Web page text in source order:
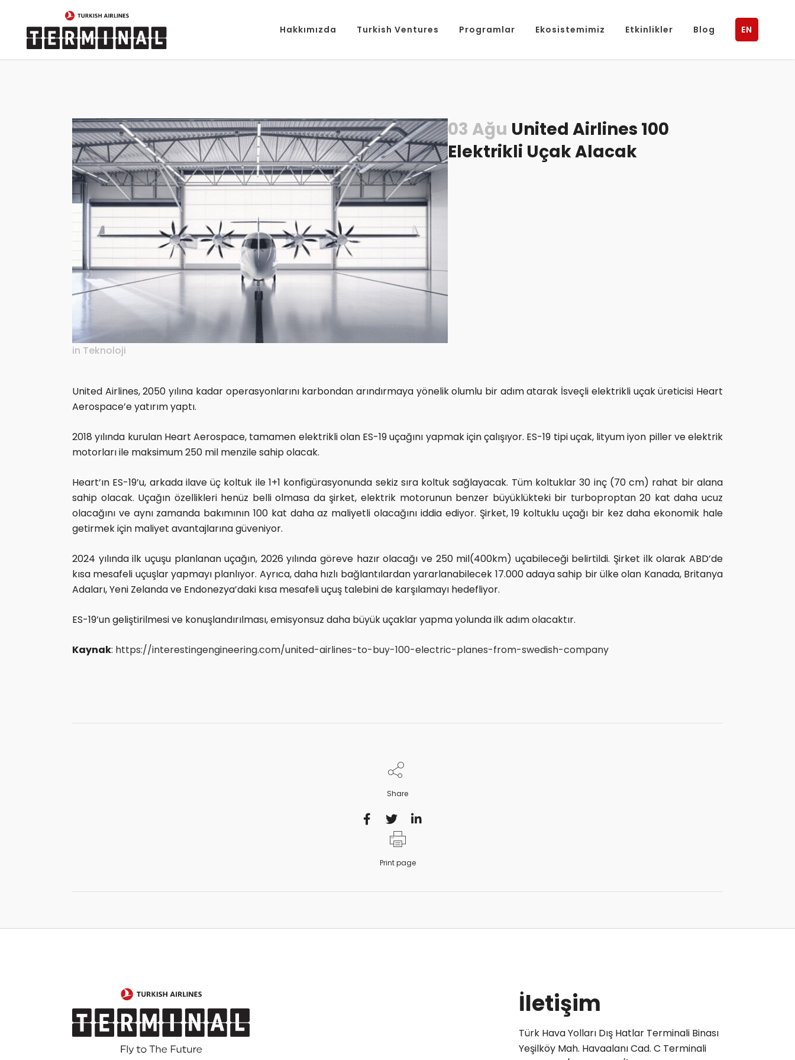
Hakkımızda Turkish Ventures Programlar Ekosistemimiz Etkinlikler Blog EN
03 Ağu United Airlines 100
Elektrikli Uçak Alacak
in Teknoloji
United Airlines, 2050 yılına kadar operasyonlarını karbondan arındırmaya yönelik olumlu bir adım atarak İsveçli elektrikli uçak üreticisi Heart
Aerospace’e yatırım yaptı.
2018 yılında kurulan Heart Aerospace, tamamen elektrikli olan ES-19 uçağını yapmak için çalışıyor. ES-19 tipi uçak, lityum iyon piller ve elektrik
motorları ile maksimum 250 mil menzile sahip olacak.
Heart’ın ES-19’u, arkada ilave üç koltuk ile 1+1 konfigürasyonunda sekiz sıra koltuk sağlayacak. Tüm koltuklar 30 inç (70 cm) rahat bir alana
sahip olacak. Uçağın özellikleri henüz belli olmasa da şirket, elektrik motorunun benzer büyüklükteki bir turboproptan 20 kat daha ucuz
olacağını ve aynı zamanda bakımının 100 kat daha az maliyetli olacağını iddia ediyor. Şirket, 19 koltuklu uçağı bir kez daha ekonomik hale
getirmek için maliyet avantajlarına güveniyor.
2024 yılında ilk uçuşu planlanan uçağın, 2026 yılında göreve hazır olacağı ve 250 mil(400km) uçabileceği belirtildi. Şirket ilk olarak ABD’de
kısa mesafeli uçuşlar yapmayı planlıyor. Ayrıca, daha hızlı bağlantılardan yararlanabilecek 17.000 adaya sahip bir ülke olan Kanada, Britanya
Adaları, Yeni Zelanda ve Endonezya’daki kısa mesafeli uçuş talebini de karşılamayı hedefliyor.
ES-19’un geliştirilmesi ve konuşlandırılması, emisyonsuz daha büyük uçaklar yapma yolunda ilk adım olacaktır.
Kaynak: https://interestingengineering.com/united-airlines-to-buy-100-electric-planes-from-swedish-company
Share
Print page
İletişim
Türk Hava Yolları Dış Hatlar Terminali Binası
Yeşilköy Mah. Havaalanı Cad. C Terminali